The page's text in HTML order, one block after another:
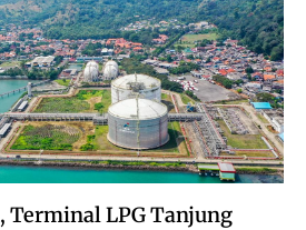
Terminal LPG Tanjung